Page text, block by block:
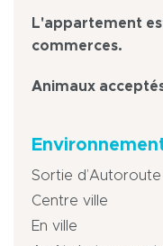
L'appartement
commerces.
Animaux
Sortie
Centre ville
En ville